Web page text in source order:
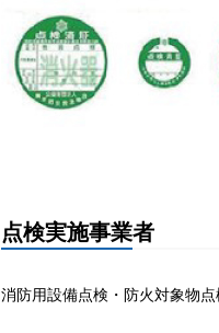
点検実施事業者
消防用設備点検・防火対象物